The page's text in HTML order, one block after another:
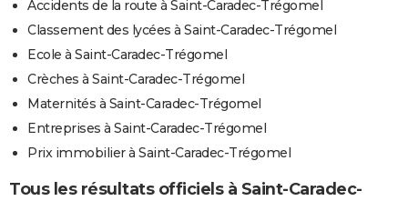
Accidents de la route à Saint-Caradec-Trégomel
Classement des lycées à Saint-Caradec-Trégomel
Ecole à Saint-Caradec-Trégomel
Crèches à Saint-Caradec-Trégomel
Maternités à Saint-Caradec-Trégomel
Entreprises à Saint-Caradec-Trégomel
Prix immobilier à Saint-Caradec-Trégomel
Tous les résultats officiels à Saint-Caradec-